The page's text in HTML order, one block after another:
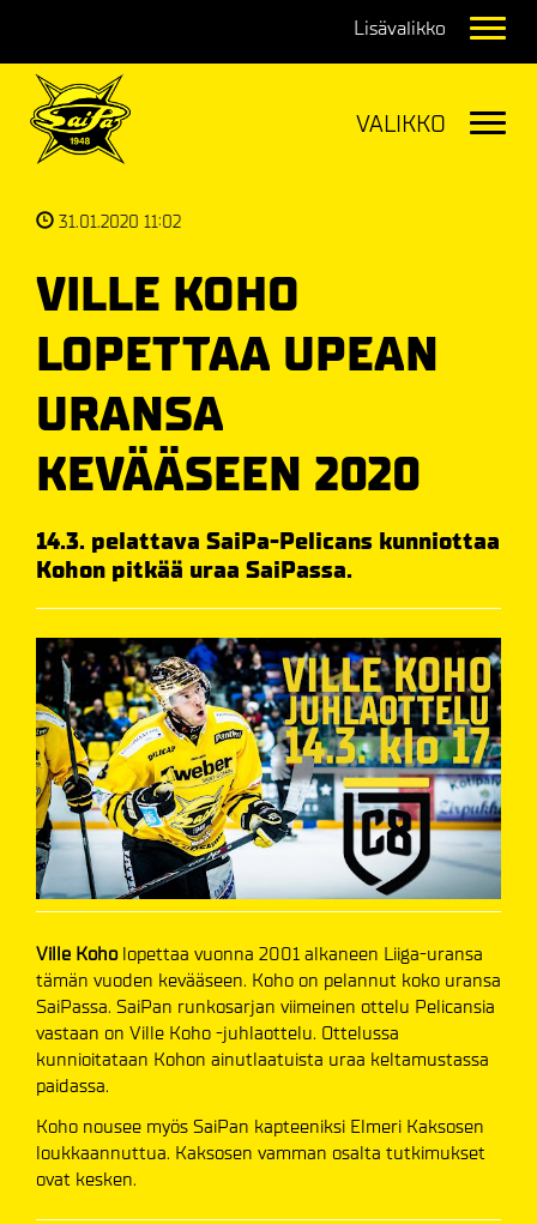
31.01.2020 11:02
VILLE KOHO
LOPETTAA UPEAN
URANSA
KEVÄÄSEEN 2020
14.3. pelattava SaiPa-Pelicans kunniottaa
Kohon pitkää uraa SaiPassa.
Ville Koho lopettaa vuonna 2001 alkaneen Liiga-uransa
tämän vuoden kevääseen. Koho on pelannut koko uransa
SaiPassa. SaiPan runkosarjan viimeinen ottelu Pelicansia
vastaan on Ville Koho -juhlaottelu. Ottelussa
kunnioitataan Kohon ainutlaatuista uraa keltamustassa
paidassa.
Koho nousee myös SaiPan kapteeniksi Elmeri Kaksosen
loukkaannuttua. Kaksosen vamman osalta tutkimukset
ovat kesken.